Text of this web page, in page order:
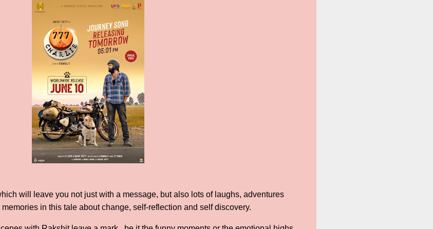
will leave you not just with a message, but also lots of laughs, adventures
in this tale about change, self-reflection and self discovery.